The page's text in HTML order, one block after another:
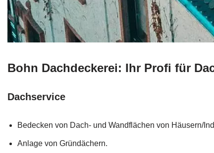
Bohn Dachdeckerei: Ihr Profi für
Dachservice
Bedecken von Dach- und Wandflächen von Häusern/
Anlage von Gründächern.